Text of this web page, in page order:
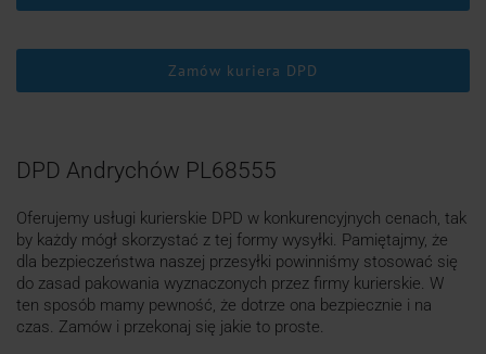
Zamów kuriera DPD
DPD Andrychów PL68555
Oferujemy usługi kurierskie DPD w konkurencyjnych cenach, tak
by każdy mógł skorzystać z tej formy wysyłki. Pamiętajmy, że
dla bezpieczeństwa naszej przesyłki powinniśmy stosować się
do zasad pakowania wyznaczonych przez firmy kurierskie. W
ten sposób mamy pewność, że dotrze ona bezpiecznie i na
czas. Zamów i przekonaj się jakie to proste.